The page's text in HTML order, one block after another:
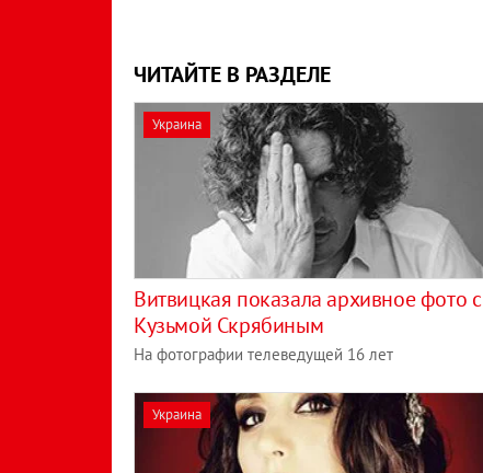
ЧИТАЙТЕ В РАЗДЕЛЕ
Украина
Витвицкая показала архивное фото с
Кузьмой Скрябиным
На фотографии телеведущей 16 лет
Украина